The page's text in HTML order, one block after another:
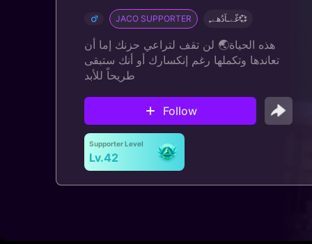
JACO SUPPORTER غّےـآدُهےـِ💞
هذه الحياة🌏 لن تقف لتراعي حزنك إما أن
تعاندها وتكملها رغم إنكسارك أو أنك ستبقى
طريحاً للأبد
Follow
Supporter Level
Lv.42